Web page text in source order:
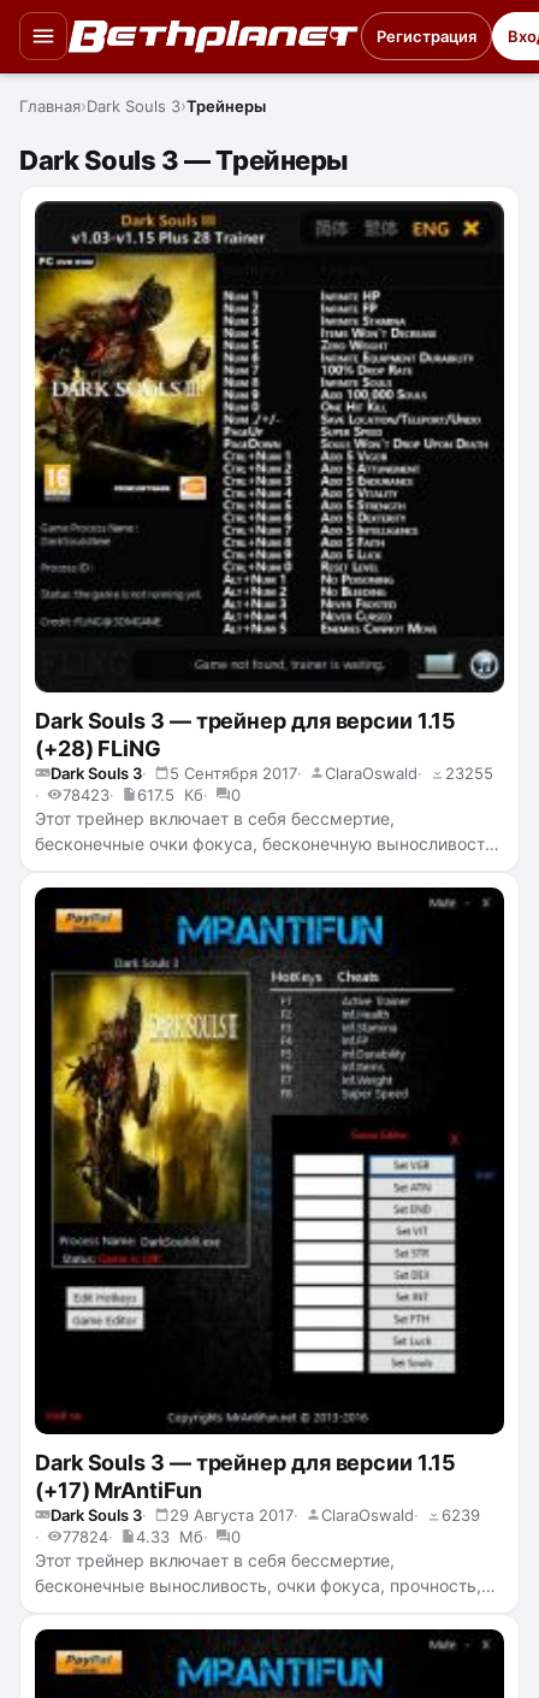
Регистрация
Главная Dark Souls 3 Трейнеры
Dark Souls 3 — Трейнеры
Dark Souls 3 — трейнер для версии 1.15
(+28) FLiNG
Dark Souls 3 5 Сентября 2017 ClaraOswald
23255
78423
617.5 Кб 0
Этот трейнер включает в себя бессмертие,
бесконечные очки фокуса, бесконечную выносливость,
бесконечные души, убийство с одного удара, 100%-ное
выпадание трофеев с противников, телепортацию,
супер скорость, добавление очков к жизненной силе,
учёности, стойкости, физической мощи, силе, ловкости,
интеллекту, вере, удаче и другое.
Dark Souls 3 — трейнер для версии 1.15
(+17) MrAntiFun
Dark Souls 3 29 Августа 2017 ClaraOswald
6239
77824
4.33 Мб 0
Этот трейнер включает в себя бессмертие,
бесконечные выносливость, очки фокуса, прочность,
добавление очков к жизненной силе, учёности,
стойкости, физической мощи, силе, ловкости,
интеллекту, вере, удаче и добавление количества душ.